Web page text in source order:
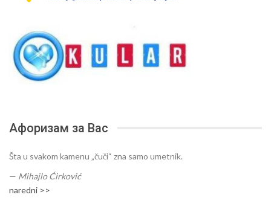
Афоризам за Вас
Šta u svakom kamenu „čuči“ zna samo umetnik.
— Mihajlo Ćirković
naredni >>